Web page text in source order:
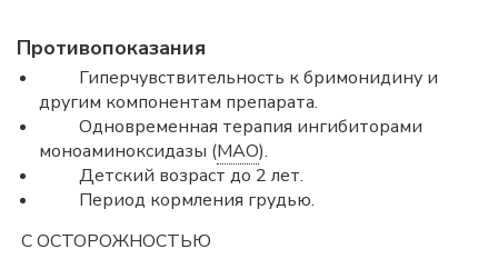
Противопоказания
Гиперчувствительность к бримонидину и
другим компонентам препарата.
Одновременная терапия ингибиторами
моноаминоксидазы (МАО).
Детский возраст до 2 лет.
Период кормления грудью.
С ОСТОРОЖНОСТЬЮ